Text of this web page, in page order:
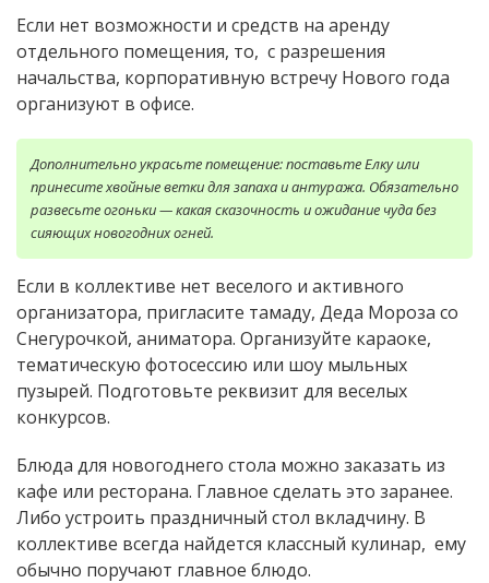
Если нет возможности и средств на аренду
отдельного помещения, то, с разрешения
начальства, корпоративную встречу Нового года
организуют в офисе.
Дополнительно украсьте помещение: поставьте Елку или
принесите хвойные ветки для запаха и антуража. Обязательно
развесьте огоньки — какая сказочность и ожидание чуда без
сияющих новогодних огней.
Если в коллективе нет веселого и активного
организатора, пригласите тамаду, Деда Мороза со
Снегурочкой, аниматора. Организуйте караоке,
тематическую фотосессию или шоу мыльных
пузырей. Подготовьте реквизит для веселых
конкурсов.
Блюда для новогоднего стола можно заказать из
кафе или ресторана. Главное сделать это заранее.
Либо устроить праздничный стол вкладчину. В
коллективе всегда найдется классный кулинар, ему
обычно поручают главное блюдо.